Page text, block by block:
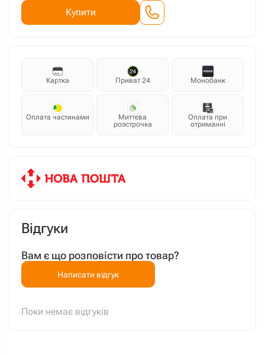
Купити
Картка Приват 24 Монобанк
Оплата частинами
Миттєва
розстрочка
Оплата при
отриманні
Відгуки
Вам є що розповісти про товар?
Написати відгук
Поки немає відгуків